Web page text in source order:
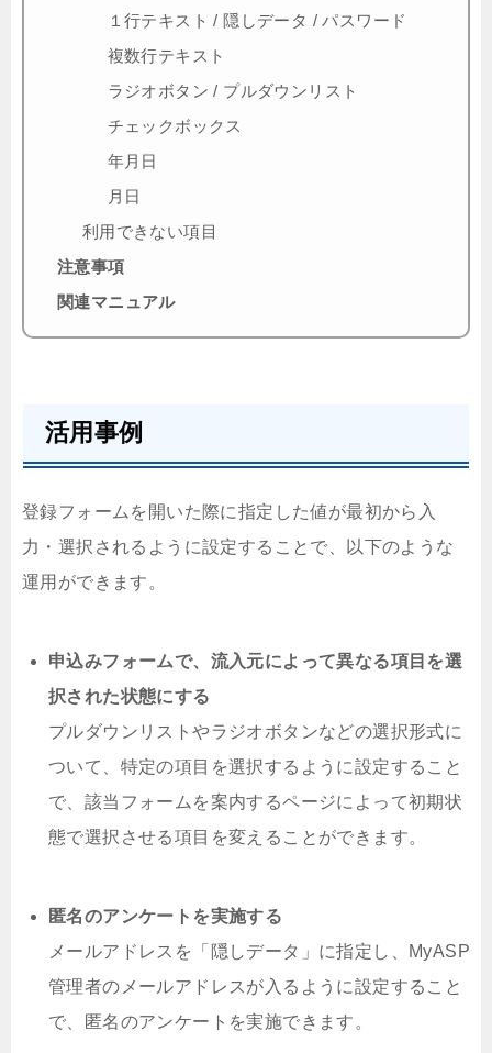
１行テキスト / 隠しデータ / パスワード
複数行テキスト
ラジオボタン / プルダウンリスト
チェックボックス
年月日
月日
利用できない項目
注意事項
関連マニュアル
活用事例
登録フォームを開いた際に指定した値が最初から入
力・選択されるように設定することで、以下のような
運用ができます。
申込みフォームで、流入元によって異なる項目を選
択された状態にする
プルダウンリストやラジオボタンなどの選択形式に
ついて、特定の項目を選択するように設定すること
で、該当フォームを案内するページによって初期状
態で選択させる項目を変えることができます。
匿名のアンケートを実施する
メールアドレスを「隠しデータ」に指定し、MyASP
管理者のメールアドレスが入るように設定すること
で、匿名のアンケートを実施できます。